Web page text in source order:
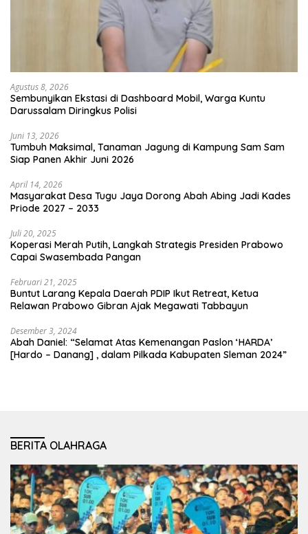
Agustus 8, 2026
Sembunyikan Ekstasi di Dashboard Mobil, Warga Kuntu
Darussalam Diringkus Polisi
Juni 13, 2026
Tumbuh Maksimal, Tanaman Jagung di Kampung Sam Sam
Siap Panen Akhir Juni 2026
April 14, 2026
Masyarakat Desa Tugu Jaya Dorong Abah Abing Jadi Kades
Priode 2027 – 2033
Juli 20, 2025
Koperasi Merah Putih, Langkah Strategis Presiden Prabowo
Capai Swasembada Pangan
Februari 21, 2025
Buntut Larang Kepala Daerah PDIP Ikut Retreat, Ketua
Relawan Prabowo Gibran Ajak Megawati Tabbayun
Desember 3, 2024
Abah Daniel: “Selamat Atas Kemenangan Paslon ‘HARDA’
[Hardo – Danang] , dalam Pilkada Kabupaten Sleman 2024”
BERITA OLAHRAGA